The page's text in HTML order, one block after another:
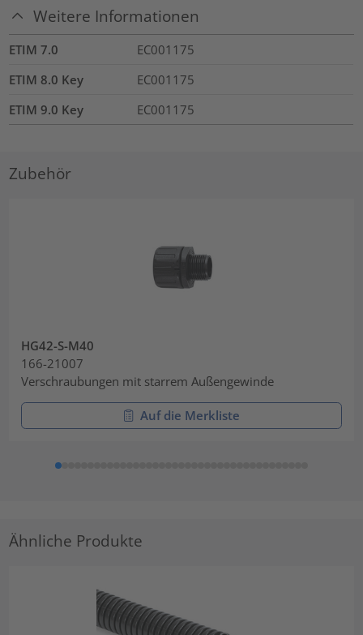
Weitere Informationen
ETIM 7.0
EC001175
ETIM 8.0 Key
EC001175
ETIM 9.0 Key
EC001175
Zubehör
HG42-S-M40
166-21007
Verschraubungen mit starrem Außengewinde
Auf die Merkliste
Ähnliche Produkte